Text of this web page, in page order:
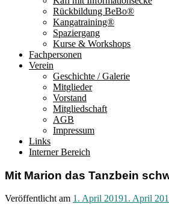
Rückbildung BeBo®
Kangatraining®
Spaziergang
Kurse & Workshops
Fachpersonen
Verein
Geschichte / Galerie
Mitglieder
Vorstand
Mitgliedschaft
AGB
Impressum
Links
Interner Bereich
Mit Marion das Tanzbein
Veröffentlicht am 1. April 20191. April